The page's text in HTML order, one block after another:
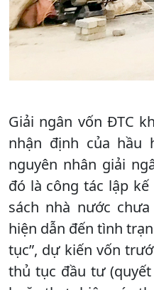
Giải ngân vốn ĐTC
nhận định của hầu
nguyên nhân giải
đó là công tác lập
sách nhà nước
hiện dẫn đến tình
tục”, dự kiến vốn
thủ tục đầu tư